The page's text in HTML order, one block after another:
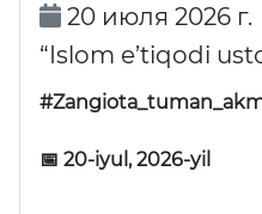
20 июля 2026 г.
“Islom e’tiqodi
📅 20-iyul, 2026-yil